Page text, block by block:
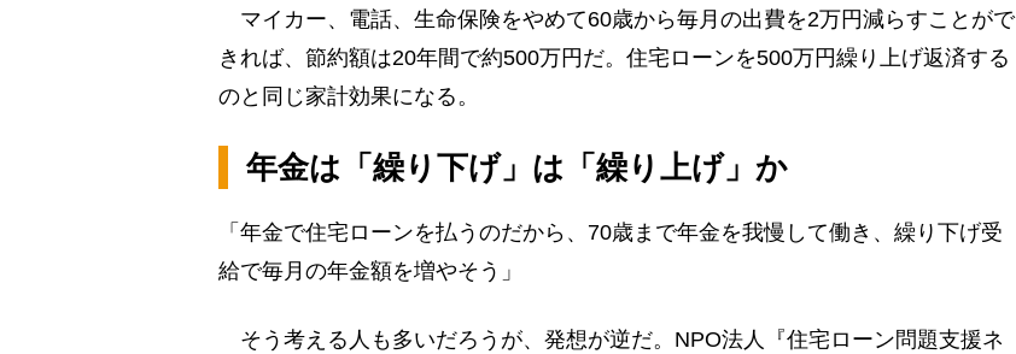
マイカー、電話、生命保険をやめて60歳から毎月の出費を2万円減らすことがで
きれば、節約額は20年間で約500万円だ。住宅ローンを500万円繰り上げ返済する
のと同じ家計効果になる。
年金は「繰り下げ」は「繰り上げ」か
「年金で住宅ローンを払うのだから、70歳まで年金を我慢して働き、繰り下げ受
給で毎月の年金額を増やそう」
そう考える人も多いだろうが、発想が逆だ。NPO法人『住宅ローン問題支援ネ